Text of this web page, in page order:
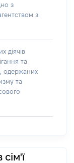
з
з
діячів
та
одержаних
та